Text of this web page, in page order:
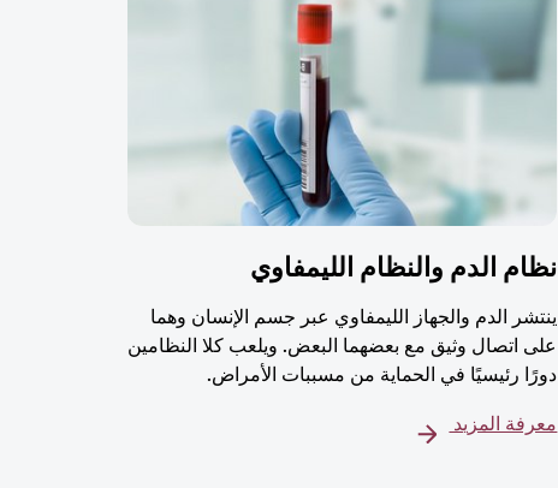
نظام الدم والنظام الليمفاوي
ينتشر الدم والجهاز الليمفاوي عبر جسم الإنسان وهما
على اتصال وثيق مع بعضهما البعض. ويلعب كلا النظامين
دورًا رئيسيًا في الحماية من مسببات الأمراض.
معرفة المزيد